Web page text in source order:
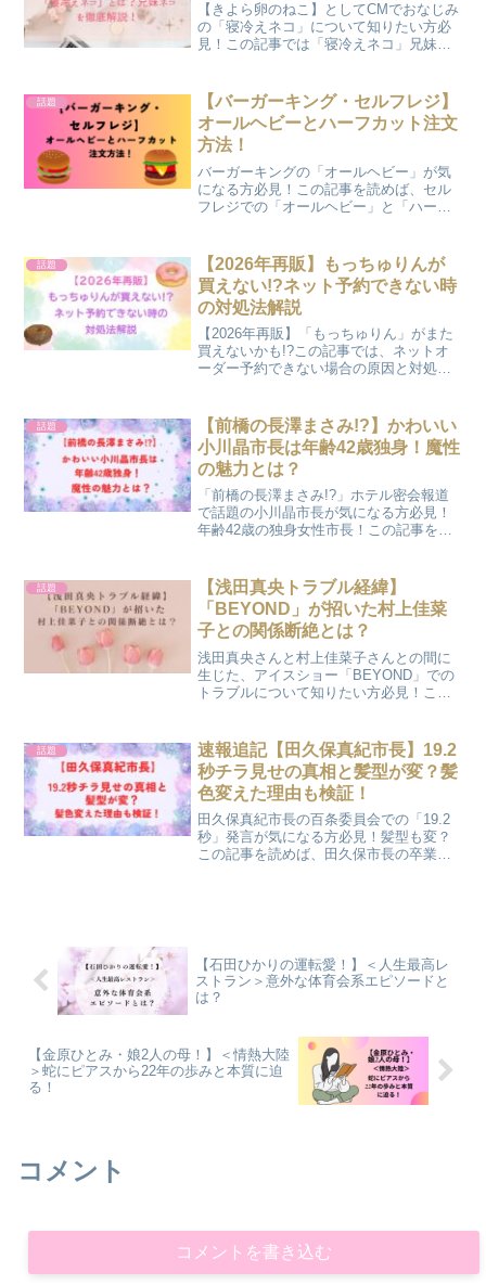
【きよら卵のねこ】としてCMでおなじみ
の「寝冷えネコ」について知りたい方必
見！この記事では「寝冷えネコ」兄妹の
ラ“ベビきよ”の声優もわかりますよ！
話題
【バーガーキング・セルフレジ】
オールヘビーとハーフカット注文
方法！
バーガーキングの「オールヘビー」が気
になる方必見！この記事を読めば、セル
フレジでの「オールヘビー」と「ハーフ
話題
【2026年再販】もっちゅりんが
買えない!?ネット予約できない時
の対処法解説
【2026年再販】「もっちゅりん」がまた
買えないかも!?この記事では、ネットオ
ーダー予約できない場合の原因と対処方
話題
【前橋の長澤まさみ!?】かわいい
小川晶市長は年齢42歳独身！魔性
の魅力とは？
「前橋の長澤まさみ!?」ホテル密会報道
で話題の小川晶市長が気になる方必見！
年齢42歳の独身女性市長！この記事を読
で詳しく知ることができますよ！
話題
【浅田真央トラブル経緯】
「BEYOND」が招いた村上佳菜
子との関係断絶とは？
浅田真央さんと村上佳菜子さんとの間に
生じた、アイスショー「BEYOND」での
トラブルについて知りたい方必見！この
ますよ！
話題
速報追記【田久保真紀市長】19.2
秒チラ見せの真相と髪型が変？髪
色変えた理由も検証！
田久保真紀市長の百条委員会での「19.2
秒」発言が気になる方必見！髪型も変？
この記事を読めば、田久保市長の卒業証
【石田ひかりの運転愛！】＜人生最高レ
ストラン＞意外な体育会系エピソードと
は？
【金原ひとみ・娘2人の母！】＜情熱大陸
＞蛇にピアスから22年の歩みと本質に迫
る！
コメント
コメントを書き込む